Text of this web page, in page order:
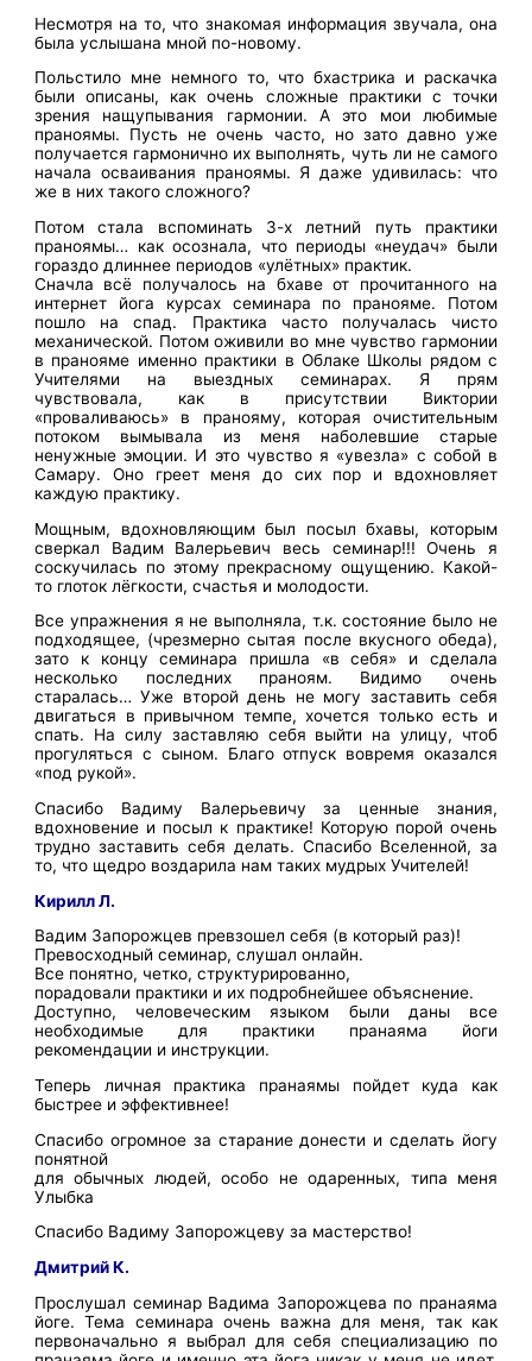
Несмотря на то, что знакомая информация звучала, она
была услышана мной по-новому.
Польстило мне немного то, что бхастрика и раскачка
были описаны, как очень сложные практики с точки
зрения нащупывания гармонии. А это мои любимые
праноямы. Пусть не очень часто, но зато давно уже
получается гармонично их выполнять, чуть ли не самого
начала осваивания праноямы. Я даже удивилась: что
же в них такого сложного?
Потом стала вспоминать 3-х летний путь практики
праноямы… как осознала, что периоды «неудач» были
гораздо длиннее периодов «улётных» практик.
Сначла всё получалось на бхаве от прочитанного на
интернет йога курсах семинара по пранояме. Потом
пошло на спад. Практика часто получалась чисто
механической. Потом оживили во мне чувство гармонии
в пранояме именно практики в Облаке Школы рядом с
Учителями на выездных семинарах. Я прям
чувствовала, как в присутствии Виктории
«проваливаюсь» в пранояму, которая очистительным
потоком вымывала из меня наболевшие старые
ненужные эмоции. И это чувство я «увезла» с собой в
Самару. Оно греет меня до сих пор и вдохновляет
каждую практику.
Мощным, вдохновляющим был посыл бхавы, которым
сверкал Вадим Валерьевич весь семинар!!! Очень я
соскучилась по этому прекрасному ощущению. Какой-
то глоток лёгкости, счастья и молодости.
Все упражнения я не выполняла, т.к. состояние было не
подходящее, (чрезмерно сытая после вкусного обеда),
зато к концу семинара пришла «в себя» и сделала
несколько последних праноям. Видимо очень
старалась… Уже второй день не могу заставить себя
двигаться в привычном темпе, хочется только есть и
спать. На силу заставляю себя выйти на улицу, чтоб
прогуляться с сыном. Благо отпуск вовремя оказался
«под рукой».
Спасибо Вадиму Валерьевичу за ценные знания,
вдохновение и посыл к практике! Которую порой очень
трудно заставить себя делать. Спасибо Вселенной, за
то, что щедро воздарила нам таких мудрых Учителей!
Кирилл Л.
Вадим Запорожцев превзошел себя (в который раз)!
Превосходный семинар, слушал онлайн.
Все понятно, четко, структурированно,
порадовали практики и их подробнейшее объяснение.
Доступно, человеческим языком были даны все
необходимые для практики пранаяма йоги
рекомендации и инструкции.
Теперь личная практика пранаямы пойдет куда как
быстрее и эффективнее!
Спасибо огромное за старание донести и сделать йогу
понятной
для обычных людей, особо не одаренных, типа меня
Улыбка
Спасибо Вадиму Запорожцеву за мастерство!
Дмитрий К.
Прослушал семинар Вадима Запорожцева по пранаяма
йоге. Тема семинара очень важна для меня, так как
первоначально я выбрал для себя специализацию по